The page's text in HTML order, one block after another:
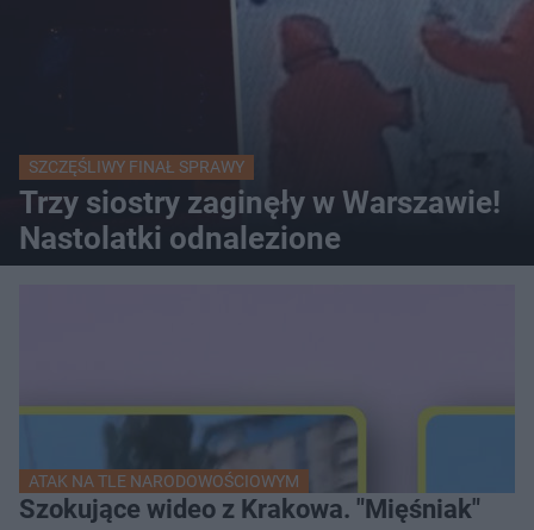
SZCZĘŚLIWY FINAŁ SPRAWY
Trzy siostry zaginęły w Warszawie!
Nastolatki odnalezione
ATAK NA TLE NARODOWOŚCIOWYM
Szokujące wideo z Krakowa. "Mięśniak"